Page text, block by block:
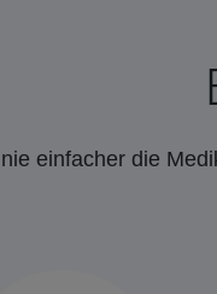
einfacher die